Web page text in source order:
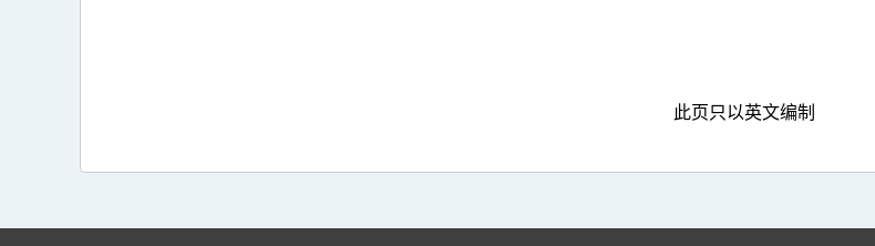
此页只以英文编制